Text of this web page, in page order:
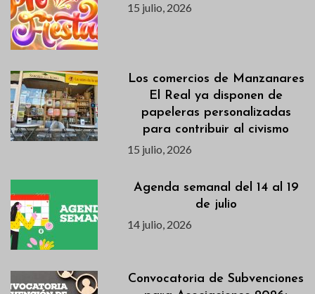
15 julio, 2026
Los comercios de Manzanares
El Real ya disponen de
papeleras personalizadas
para contribuir al civismo
15 julio, 2026
Agenda semanal del 14 al 19
de julio
14 julio, 2026
Convocatoria de Subvenciones